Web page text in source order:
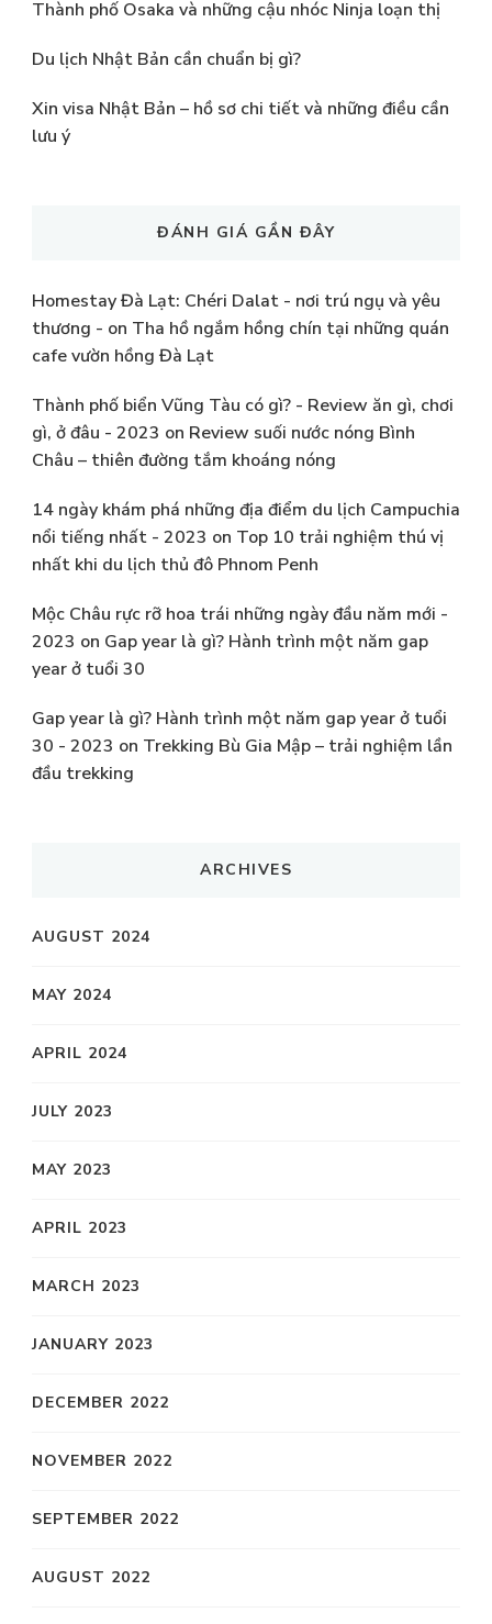
Thành phố Osaka và những cậu nhóc Ninja loạn thị
Du lịch Nhật Bản cần chuẩn bị gì?
Xin visa Nhật Bản – hồ sơ chi tiết và những điều cần
lưu ý
ĐÁNH GIÁ GẦN ĐÂY
Homestay Đà Lạt: Chéri Dalat - nơi trú ngụ và yêu
thương - on Tha hồ ngắm hồng chín tại những quán
cafe vườn hồng Đà Lạt
Thành phố biển Vũng Tàu có gì? - Review ăn gì, chơi
gì, ở đâu - 2023 on Review suối nước nóng Bình
Châu – thiên đường tắm khoáng nóng
14 ngày khám phá những địa điểm du lịch Campuchia
nổi tiếng nhất - 2023 on Top 10 trải nghiệm thú vị
nhất khi du lịch thủ đô Phnom Penh
Mộc Châu rực rỡ hoa trái những ngày đầu năm mới -
2023 on Gap year là gì? Hành trình một năm gap
year ở tuổi 30
Gap year là gì? Hành trình một năm gap year ở tuổi
30 - 2023 on Trekking Bù Gia Mập – trải nghiệm lần
đầu trekking
ARCHIVES
AUGUST 2024
MAY 2024
APRIL 2024
JULY 2023
MAY 2023
APRIL 2023
MARCH 2023
JANUARY 2023
DECEMBER 2022
NOVEMBER 2022
SEPTEMBER 2022
AUGUST 2022